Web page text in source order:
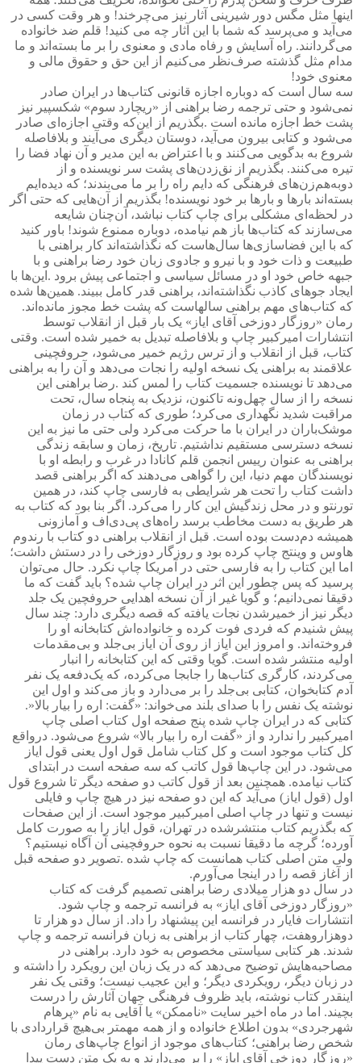
اینها مثل مگس دور شیرینی آثار نیز می‌چرخند! و هر وقت کسی در
می‌آید و می‌پرسد که شما با این آثار چه می کنید! قلم ضد خانواده
می‌گردانند. راه آسایش و رفاه مادی و معنوی را بر ما بسته‌اند و ما
مدام مثل گذشته صرف‌نظر می‌کنیم از این حق و حقوق مالی و
معنوی خود!
سه سال است که دوباره اجازه قانونی کتاب‌ها در ایران صادر
نمی‌شود و حتی ترجمه رضا براهنی از «ریچارد سوم» شکسپیر نیز
پشت خط اجازه مانده است .بگذریم از این‌که وقتی اجازه‌ای صادر
می‌شود و کتابی بیرون می‌آید، دوستان دیگری می‌آیند و بلافاصله
شروع به بدگویی می‌کنند و با اعتراض به این مدیر و آن نهاد فضا را
تیره می‌کنند. بگذریم از نق‌زدن‌های پشت سر نویسنده و از
دو‌به‌هم‌زن‌های فرهنگی که دایم راه را بر ما می‌بندند؛ که دیده‌ایم
بسته‌اند بارها و بارها بر خود نویسنده! بگذریم از آن‌هایی که حتی اگر
در لحظه‌ای مشکلی برای چاپ کتاب نباشد، آن‌چنان شایعه
می‌سازند که کتاب‌ها باز هم نیامده، دوباره ممنوع شوند! باور کنید
که با این فضاسازی‌ها سال‌هاست که نگذاشته‌اند کار براهنی با
طبیعت و ذات خود و با نیرو و جادوی زبان خود رضا براهنی و با
جبهه خاص خود او در مسائل سیاسی و اجتماعی پیش برود . این‌ها با
ایجاد جوهای کاذب نگذاشته‌اند، براهنی قدر کامل ببیند. همین‌ها شده
که کتاب‌های مهم براهنی سالهاست که پشت خط مجوز مانده‌اند.
رمان «روزگار دوزخی آقای ایاز» یک‌ بار قبل از انقلاب توسط
انتشارات امیرکبیر چاپ و بلافاصله تبدیل به خمیر شده است. وقتی
کتاب، قبل از انقلاب و از ترس رژیم خمیر می‌شود، حروفچینی
علاقمند به براهنی یک نسخه اولیه را نجات می‌دهد و آن را به براهنی
می‌دهد تا نویسنده جسمیت کتاب را لمس کند .رضا براهنی این
نسخه را از سال چهل‌و‌نه تاکنون، نزدیک به پنجاه‌ سال، تحت
مراقبت شدید نگهداری می‌کرد؛ طوری که کتاب در زمان
موشک‌باران در ایران با ما حرکت می‌کرد ولی حتی ما نیز به این
نسخه دسترسی مستقیم نداشتیم. تاریخ، زمان و سابقه زندگی
براهنی به عنوان رییس انجمن قلم کانادا در غرب و رابطه او با
نویسندگان مهم دنیا، این را گواهی می‌دهند که اگر براهنی قصد
داشت کتاب را تحت هر شرایطی به فارسی چاپ کند، در همین
تورنتو و در محل زندگیش این کار را می‌کرد. اگر بنا بود که کتاب به
هر طریق به دست مخاطب برسد راه‌های پی‌دی‌اف و آمازونی
همیشه دم‌دست بوده است. قبل از انقلاب براهنی دو کتاب با رندوم
هاوس و وینتج چاپ کرده بود و روزگار دوزخی را در دستش داشت؛
اما این کتاب را به فارسی حتی در آمریکا چاپ نکرد. حال می‌توان
پرسید که پس چطور این اثر در ایران چاپ شده؟ باید گفت که ما
دقیقا نمی‌دانیم؛ و گویا غیر از آن نسخه اهدایی حروفچین یک جلد
دیگر نیز از خمیرشدن نجات یافته که قصه دیگری دارد: چند سال
پیش شنیدم که فردی فوت کرده و خانواده‌اش کتابخانه او را
فروخته‌اند. و امروز این ایاز از روی آن ایاز بی‌جلد و بی‌مقدمات
اولیه منتشر شده است. گویا وقتی که این کتابخانه را انبار
می‌کردند، کارگری کتاب‌ها را جابجا می‌کرده، که یک‌دفعه یک نفر
آدم کتابخوان، کتابی بی‌جلد را بر می‌دارد و باز می‌کند و اول این
نوشته یک نفس را با صدای بلند می‌خواند: «گفت: اره را بیار بالا.»
کتابی که در ایران چاپ شده پنج صفحه اول کتاب اصلی چاپ
امیرکبیر را ندارد و از «گفت اره را بیار بالا» شروع می‌شود. درواقع
کل کتاب موجود است و کل کتاب شامل قول اول یعنی قول ایاز
می‌شود. در این چاپ‌ها قول کاتب که سه صفحه است در ابتدای
کتاب نیامده. همچنین بعد از قول کاتب دو صفحه دیگر تا شروع قول
اول (قول ایاز) می‌آید که این دو صفحه نیز در هیچ چاپ و فایلی
نیست و تنها در چاپ اصلی امیرکبیر موجود است. از این صفحات
که بگذریم کتاب منتشرشده در تهران، قول ایاز را به صورت کامل
آورده؛ گرچه ما دقیقا نسبت به نحوه حروفچینی آن آگاه نیستیم؟
ولی متن اصلی کتاب همانست که چاپ شده .تصویر دو صفحه قبل
از آغاز قصه را در اینجا می‌آورم.
در سال دو هزار میلادی رضا براهنی تصمیم گرفت که کتاب
«روزگار دوزخی آقای ایاز» به فرانسه ترجمه و چاپ شود.
انتشارات فایار در فرانسه این پیشنهاد را داد. از سال دو هزار تا
دوهزارو‌هفت، چهار کتاب از براهنی به زبان فرانسه ترجمه و چاپ
شدند. هر کتابی سیاستی مخصوص به خود دارد. براهنی در
مصاحبه‌هایش توضیح می‌دهد که در یک زبان این رویکرد را داشته و
در زبان دیگر، رویکردی دیگر؛ و این عجیب نیست؛ وقتی یک نفر
اینقدر کتاب نوشته، باید ظروف فرهنگی جهان آثارش را درست
بچیند. اما در ماه اخیر سایت «ناممکن» یا آقایی به نام «پرهام
شهرجردی» بدون اطلاع خانواده و از همه مهمتر بی‌هیچ قراردادی با
شخص رضا براهنی؛ کتاب‌های موجود از انواع چاپ‌های رمان
«روزگار دوزخی آقای ایاز» را بر می‌دارند و به یک متن دست پیدا